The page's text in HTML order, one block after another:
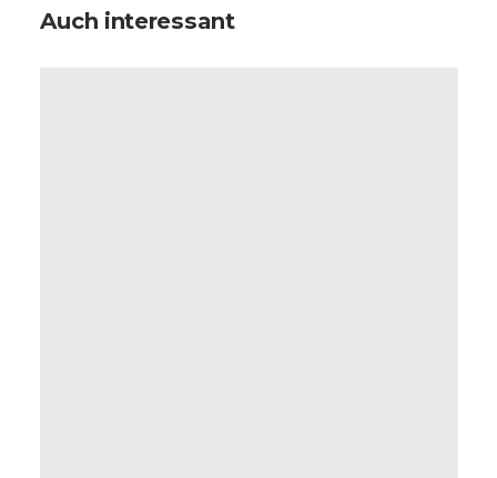
Auch interessant